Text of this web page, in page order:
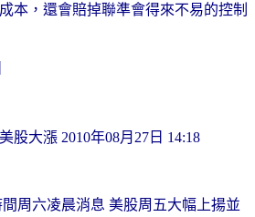
本，還會賠掉聯準會得來不易的控制
股大漲 2010年08月27日 14:18
六凌晨消息 美股周五大幅上揚並